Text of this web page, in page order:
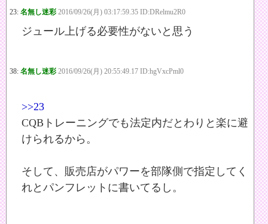
23: 名無し迷彩 2016/09/26(月) 03:17:59.35 ID:DRelmu2R0
ジュール上げる必要性がないと思う
38: 名無し迷彩 2016/09/26(月) 20:55:49.17 ID:hgVxcPml0
>>23
CQBトレーニングでも法定内だとわりと楽に避
けられるから。
そして、販売店がパワーを部隊側で指定してく
れとパンフレットに書いてるし。